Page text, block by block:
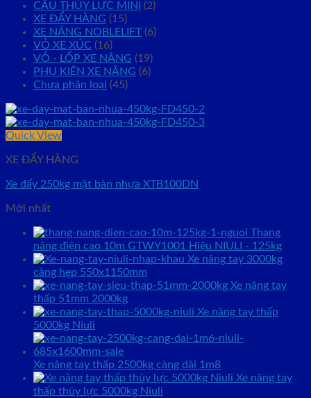
CẨU THỦY LỰC MINI
(2)
XE ĐẨY HÀNG (15)
XE NÂNG NOBLELIFT (6)
VỎ XE XÚC (16)
VỎ - LỐP XE NÂNG (19)
PHỤ KIỆN XE NÂNG (6)
Chưa phân loại (45)
Quick View
XE ĐẨY HÀNG
Xe đẩy 250kg mặt bàn nhựa XTB100DN
Mới nhất
Thang
nâng điện cao 10m GTWY1001 Hiệu NIULI - 125kg
Xe nâng tay 3000kg
càng hẹp 550x1150mm
Xe nâng tay
thấp 51mm 2000kg
Xe nâng tay thấp
5000kg Niuli
Xe nâng tay thấp 2500kg càng dài 1m8
Xe nâng tay
thấp thủy lực 5000kg Niuli